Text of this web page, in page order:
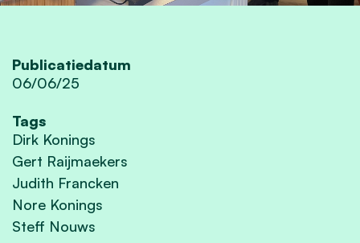
Publicatiedatum
06/06/25
Tags
Dirk Konings
Gert Raijmaekers
Judith Francken
Nore Konings
Steff Nouws